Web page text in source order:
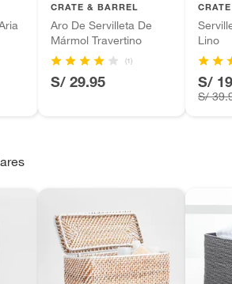
CRATE & BARREL
Aro De Servilleta De
Mármol Travertino
(1)
S/ 29.95
Lino
S/
S/